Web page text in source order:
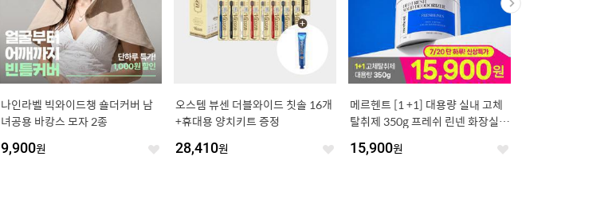
나인라벨 빅와이드챙 숄더커버 남
녀공용 바캉스 모자 2종
9,900원 좋
오스템 뷰센 더블와이드 칫솔 16개
+휴대용 양치키트 증정
28,410원 좋
메르헨트 [1 +1] 대용량 실내 고체
탈취제 350g 프레쉬 린넨 화장실
집들이 선물
15,900원 좋